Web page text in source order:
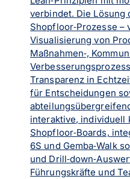
verbindet. Die Lösung
Shopfloor‑Prozesse –
Visualisierung von
Maßnahmen‑,
Transparenz in
für Entscheidungen
interaktive, individuell
Shopfloor‑Boards,
6S und Gemba‑Walk
und
Führungskräfte und